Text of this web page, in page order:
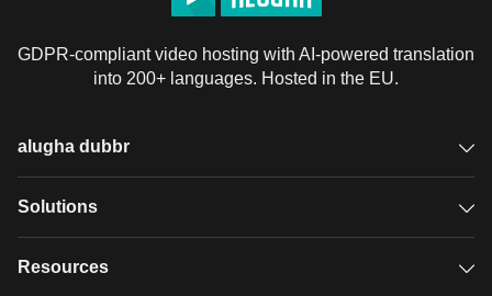
GDPR-compliant video hosting with AI-powered translation
into 200+ languages. Hosted in the EU.
alugha dubbr
Overview
Solutions
GDPR video hosting
Resources